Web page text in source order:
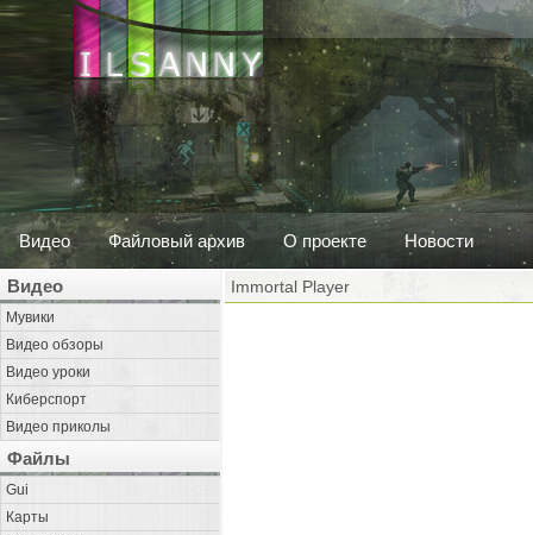
Видео Файловый архив О проекте Новости
Видео
Мувики
Видео обзоры
Видео уроки
Киберспорт
Видео приколы
Файлы
Gui
Карты
Immortal Player